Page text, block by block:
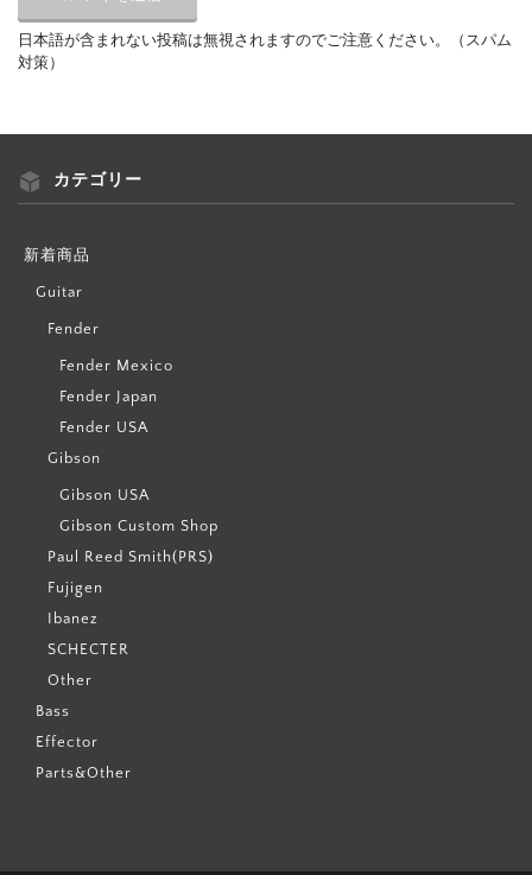
日本語が含まれない投稿は無視されますのでご注意ください。（スパム
対策）
カテゴリー
新着商品
Guitar
Fender
Fender Mexico
Fender Japan
Fender USA
Gibson
Gibson USA
Gibson Custom Shop
Paul Reed Smith(PRS)
Fujigen
Ibanez
SCHECTER
Other
Bass
Effector
Parts&Other